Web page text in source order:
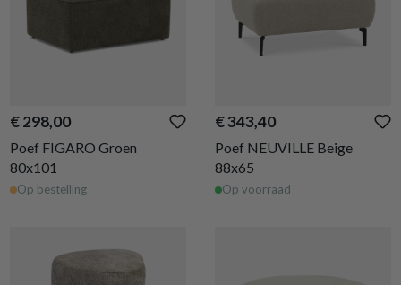
€ 298,00
Poef FIGARO Groen
80x101
Op bestelling
€ 343,40
Poef NEUVILLE Beige
88x65
Op voorraad